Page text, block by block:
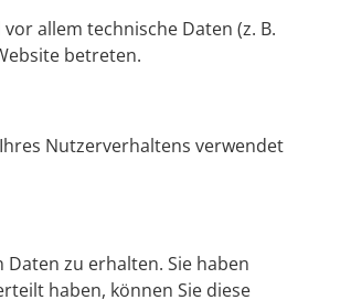
allem technische Daten (z. B.
betreten.
Nutzerverhaltens verwendet
zu erhalten. Sie haben
haben, können Sie diese